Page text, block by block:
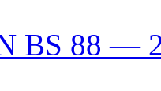
BS 88 —